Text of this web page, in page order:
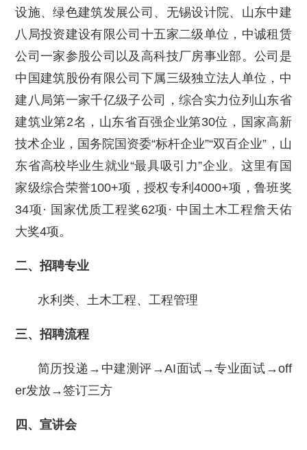
设施、绿色建筑发展公司、无锡设计院、山东中建
八局投资建设有限公司十五家二级单位，中诚租赁
公司一家参股公司以及高科技厂房事业部。公司是
中国建筑股份有限公司下属三级独立法人单位，中
建八局第一家千亿级子公司，综合实力位列山东省
建筑业第2名，山东省百强企业第30位，国家高新
技术企业，国务院国资委“标杆企业”“双百企业”，山
东省高校毕业生就业“最具吸引力”企业。这里有国
家级综合荣誉100+项，授权专利4000+项，鲁班奖
34项· 国家优质工程奖62项· 中国土木工程詹天佑
大奖4项。
二、招聘专业
水利类、土木工程、工程管理
三、招聘流程
简历投递→中建测评→AI面试→专业面试→off
er发放→签订三方
四、宣讲会